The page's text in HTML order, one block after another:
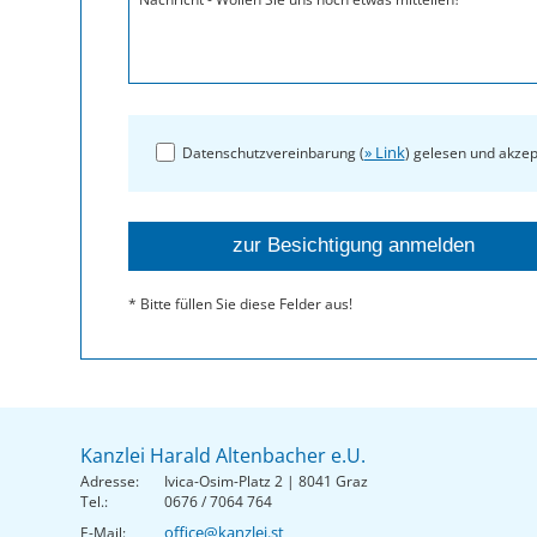
Datenschutzvereinbarung (» Link) gelesen und
* Bitte füllen Sie diese Felder aus!
Kanzlei Harald Altenbacher e.U.
Adresse:
Ivica-Osim-Platz 2 | 8041 Graz
Tel.:
0676 / 7064 764